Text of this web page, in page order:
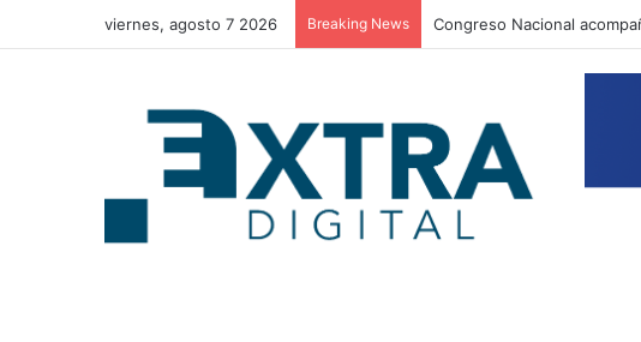
viernes, agosto 7 2026 Breaking News Congreso Nacional